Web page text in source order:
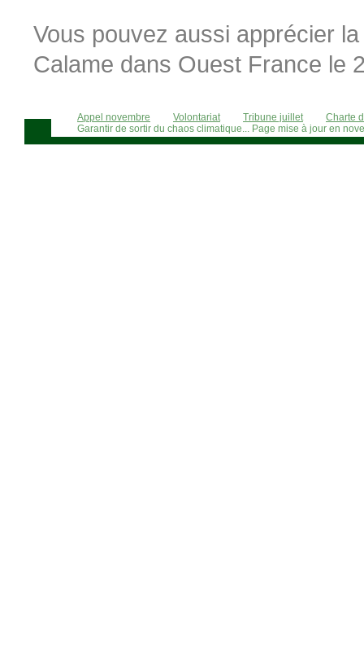
Vous pouvez aussi apprécier
Calame dans Ouest France le
Appel novembre Volontariat Tribune juillet
Charte
Garantir de sortir du chaos climatique... Page mise à jour en